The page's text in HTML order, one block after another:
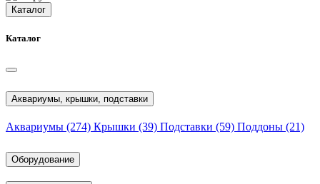
Каталог
Каталог
Аквариумы, крышки, подставки
Аквариумы (274) Крышки (39) Подставки (59) Поддоны (21)
Оборудование